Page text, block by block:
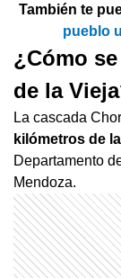
También te
pueblo
¿Cómo
de la
La cascada
kilómetros de
Departamento
Mendoza.